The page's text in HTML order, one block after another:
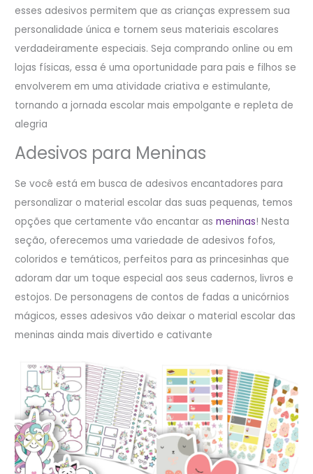
esses adesivos permitem que as crianças expressem sua
personalidade única e tornem seus materiais escolares
verdadeiramente especiais. Seja comprando online ou em
lojas físicas, essa é uma oportunidade para pais e filhos se
envolverem em uma atividade criativa e estimulante,
tornando a jornada escolar mais empolgante e repleta de
alegria
Adesivos para Meninas
Se você está em busca de adesivos encantadores para
personalizar o material escolar das suas pequenas, temos
opções que certamente vão encantar asmeninas! Nesta
seção, oferecemos uma variedade de adesivos fofos,
coloridos e temáticos, perfeitos para as princesinhas que
adoram dar um toque especial aos seus cadernos, livros e
estojos. De personagens de contos de fadas a unicórnios
mágicos, esses adesivos vão deixar o material escolar das
meninas ainda mais divertido e cativante